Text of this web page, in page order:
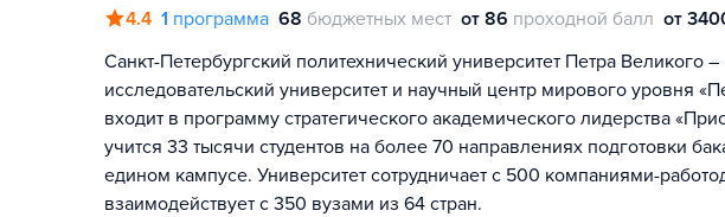
4.4 1 программа 68 бюджетных мест от 86 проходной балл от
Санкт-Петербургский политехнический университет Петра Великого
исследовательский университет и научный центр мирового уровня
входит в программу стратегического академического лидерства
учится 33 тысячи студентов на более 70 направлениях подготовки
едином кампусе. Университет сотрудничает с 500 компаниями-
взаимодействует с 350 вузами из 64 стран.